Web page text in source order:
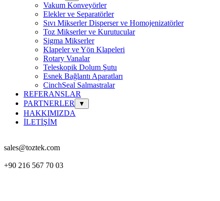
Vakum Konveyörler
Elekler ve Separatörler
Sıvı Mikserler Disperser ve Homojenizatörler
Toz Mikserler ve Kurutucular
Sigma Mikserler
Klapeler ve Yön Klapeleri
Rotary Vanalar
Teleskopik Dolum Şutu
Esnek Bağlantı Aparatları
CinchSeal Salmastralar
REFERANSLAR
PARTNERLER
▼
HAKKIMIZDA
İLETİŞİM
sales@toztek.com
+90 216 567 70 03